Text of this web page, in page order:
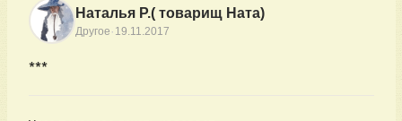
Наталья Р.( товарищ Ната)
Другое · 19.11.2017
***